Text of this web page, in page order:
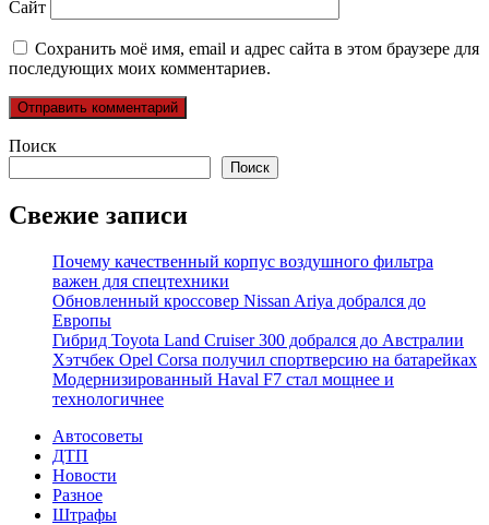
Сайт
Сохранить моё имя, email и адрес сайта в этом браузере для
последующих моих комментариев.
Поиск
Поиск
Свежие записи
Почему качественный корпус воздушного фильтра
важен для спецтехники
Обновленный кроссовер Nissan Ariya добрался до
Европы
Гибрид Toyota Land Cruiser 300 добрался до Австралии
Хэтчбек Opel Corsa получил спортверсию на батарейках
Модернизированный Haval F7 стал мощнее и
технологичнее
Автосоветы
ДТП
Новости
Разное
Штрафы